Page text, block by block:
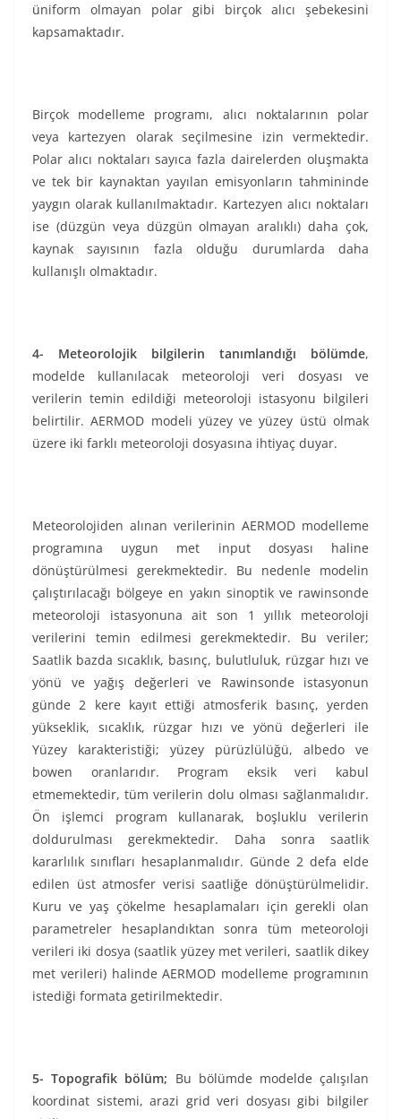
üniform olmayan polar gibi birçok alıcı şebekesini
kapsamaktadır.
Birçok modelleme programı, alıcı noktalarının polar
veya kartezyen olarak seçilmesine izin vermektedir.
Polar alıcı noktaları sayıca fazla dairelerden oluşmakta
ve tek bir kaynaktan yayılan emisyonların tahmininde
yaygın olarak kullanılmaktadır. Kartezyen alıcı noktaları
ise (düzgün veya düzgün olmayan aralıklı) daha çok,
kaynak sayısının fazla olduğu durumlarda daha
kullanışlı olmaktadır.
4- Meteorolojik bilgilerin tanımlandığı bölümde,
modelde kullanılacak meteoroloji veri dosyası ve
verilerin temin edildiği meteoroloji istasyonu bilgileri
belirtilir. AERMOD modeli yüzey ve yüzey üstü olmak
üzere iki farklı meteoroloji dosyasına ihtiyaç duyar.
Meteorolojiden alınan verilerinin AERMOD modelleme
programına uygun met input dosyası haline
dönüştürülmesi gerekmektedir. Bu nedenle modelin
çalıştırılacağı bölgeye en yakın sinoptik ve rawinsonde
meteoroloji istasyonuna ait son 1 yıllık meteoroloji
verilerini temin edilmesi gerekmektedir. Bu veriler;
Saatlik bazda sıcaklık, basınç, bulutluluk, rüzgar hızı ve
yönü ve yağış değerleri ve Rawinsonde istasyonun
günde 2 kere kayıt ettiği atmosferik basınç, yerden
yükseklik, sıcaklık, rüzgar hızı ve yönü değerleri ile
Yüzey karakteristiği; yüzey pürüzlülüğü, albedo ve
bowen oranlarıdır. Program eksik veri kabul
etmemektedir, tüm verilerin dolu olması sağlanmalıdır.
Ön işlemci program kullanarak, boşluklu verilerin
doldurulması gerekmektedir. Daha sonra saatlik
kararlılık sınıfları hesaplanmalıdır. Günde 2 defa elde
edilen üst atmosfer verisi saatliğe dönüştürülmelidir.
Kuru ve yaş çökelme hesaplamaları için gerekli olan
parametreler hesaplandıktan sonra tüm meteoroloji
verileri iki dosya (saatlik yüzey met verileri, saatlik dikey
met verileri) halinde AERMOD modelleme programının
istediği formata getirilmektedir.
5- Topografik bölüm; Bu bölümde modelde çalışılan
koordinat sistemi, arazi grid veri dosyası gibi bilgiler